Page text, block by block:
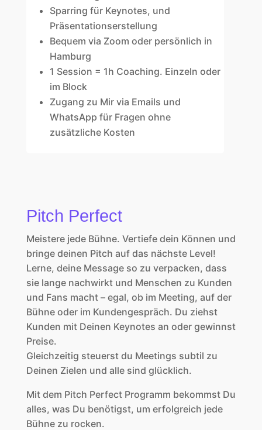
Sparring für Keynotes, und
Präsentationserstellung
Bequem via Zoom oder persönlich in
Hamburg
1 Session = 1h Coaching. Einzeln oder
im Block
Zugang zu Mir via Emails und
WhatsApp für Fragen ohne
zusätzliche Kosten
Pitch Perfect
Meistere jede Bühne. Vertiefe dein Können und
bringe deinen Pitch auf das nächste Level!
Lerne, deine Message so zu verpacken, dass
sie lange nachwirkt und Menschen zu Kunden
und Fans macht – egal, ob im Meeting, auf der
Bühne oder im Kundengespräch. Du ziehst
Kunden mit Deinen Keynotes an oder gewinnst
Preise.
Gleichzeitig steuerst du Meetings subtil zu
Deinen Zielen und alle sind glücklich.
Mit dem Pitch Perfect Programm bekommst Du
alles, was Du benötigst, um erfolgreich jede
Bühne zu rocken.